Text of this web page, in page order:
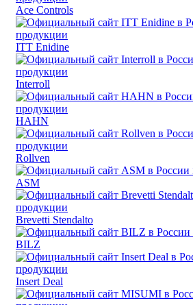
Ace Controls
ITT Enidine
Interroll
HAHN
Rollven
ASM
Brevetti Stendalto
BILZ
Insert Deal